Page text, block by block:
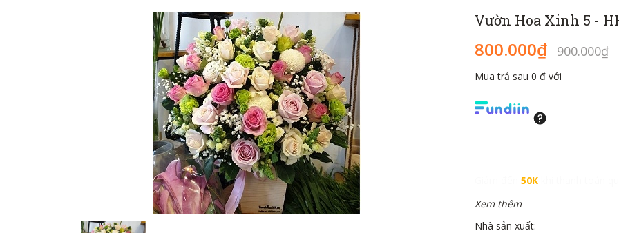
Vườn Hoa Xinh 5 -
800.000₫ 900.000₫
Mua trả sau 0 ₫ với
50K
Xem thêm
Nhà sản xuất: